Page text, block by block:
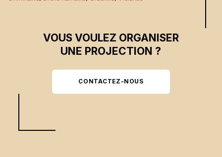
VOUS VOULEZ ORGANISER
UNE PROJECTION ?
CONTACTEZ-NOUS